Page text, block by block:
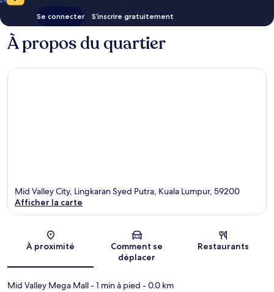
Se connecter S’inscrire gratuitement
À propos du quartier
Carte
Mid Valley City, Lingkaran Syed Putra, Kuala Lumpur, 59200
Afficher la carte
À proximité
Comment se
déplacer
Restaurants
Mid Valley Mega Mall- 1 min à pied - 0.0 km